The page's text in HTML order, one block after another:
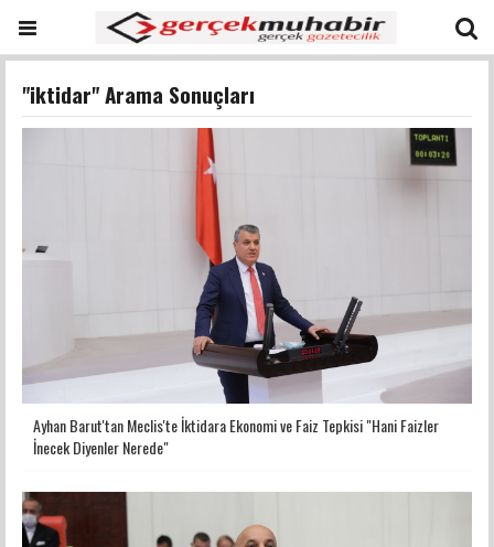
"iktidar" Arama Sonuçları
Ayhan Barut'tan Meclis'te İktidara Ekonomi ve Faiz Tepkisi "Hani Faizler
İnecek Diyenler Nerede"